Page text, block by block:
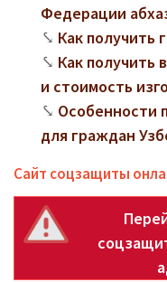
Федерации
Как получить
Как получить
и стоимость
Особенности
для граждан
Сайт соцзащиты